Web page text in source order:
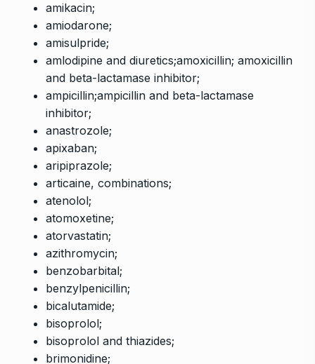
amikacin;
amiodarone;
amisulpride;
amlodipine and diuretics;amoxicillin; amoxicillin
and beta-lactamase inhibitor;
ampicillin;ampicillin and beta-lactamase
inhibitor;
anastrozole;
apixaban;
aripiprazole;
articaine, combinations;
atenolol;
atomoxetine;
atorvastatin;
azithromycin;
benzobarbital;
benzylpenicillin;
bicalutamide;
bisoprolol;
bisoprolol and thiazides;
brimonidine;